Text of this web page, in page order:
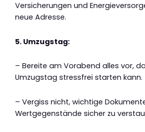
Versicherungen und
neue Adresse.
5. Umzugstag:
– Bereite am Vorabend alles vor,
Umzugstag stressfrei starten kann.
– Vergiss nicht, wichtige
Wertgegenstände sicher zu